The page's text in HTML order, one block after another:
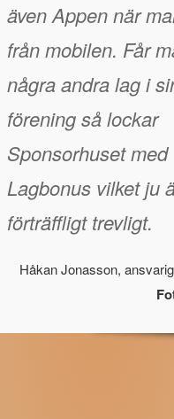
även Appen när
från mobilen. Får
några andra lag i
förening så lockar
Sponsorhuset med
Lagbonus vilket ju
förträffligt trevligt.
Håkan Jonasson,